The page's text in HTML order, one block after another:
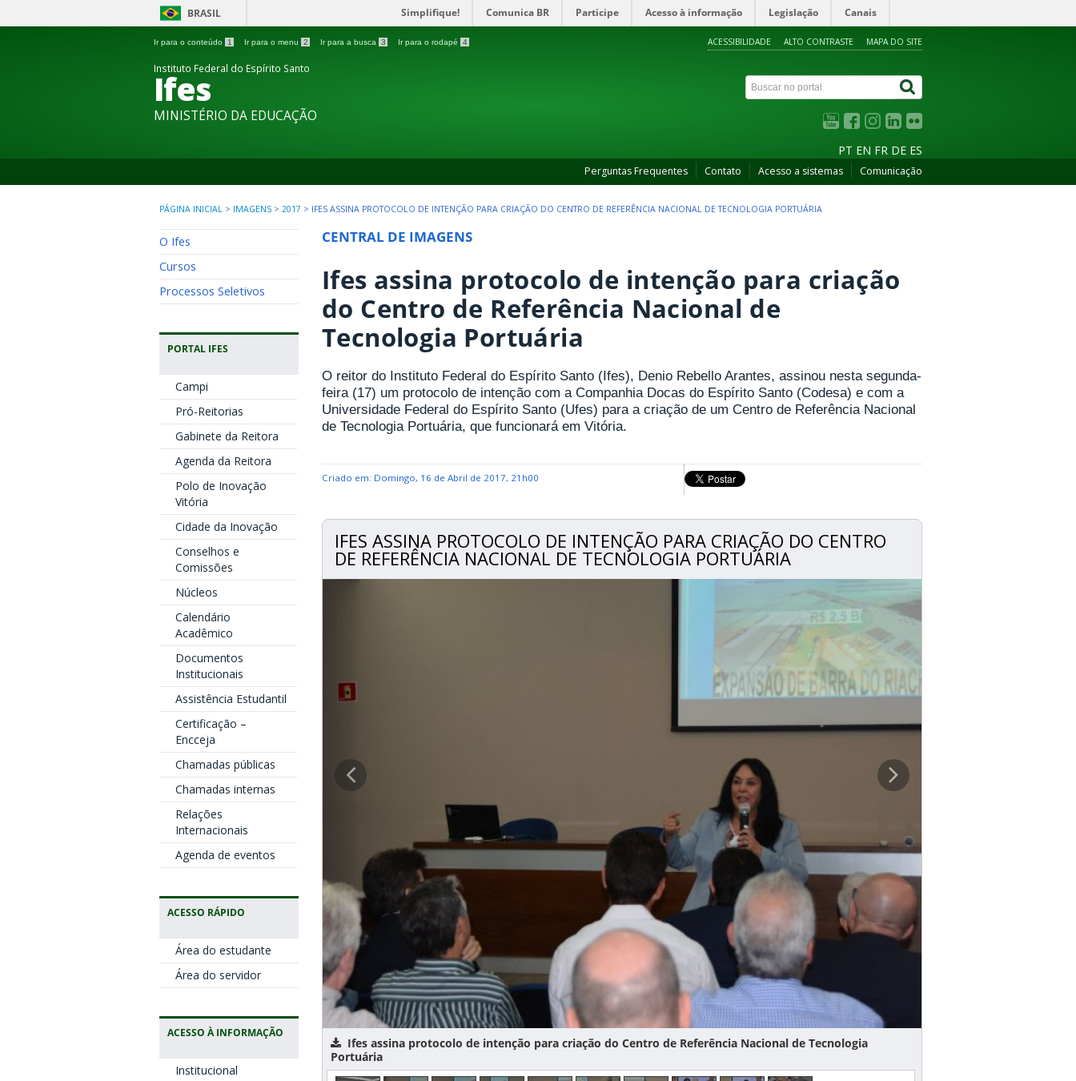
BRASIL Simplifique! Comunica BR Participe Acesso à informação Legislação Canais
Ir para o conteúdo 1 Ir para o menu 2 Ir para a busca 3 Ir para o rodapé 4 ACESSIBILIDADE ALTO CONTRASTE MAPA DO SITE
Instituto Federal do Espírito Santo
Ifes
MINISTÉRIO DA EDUCAÇÃO
PT EN FR DE ES
Perguntas Frequentes Contato Acesso a sistemas Comunicação
PÁGINA INICIAL > IMAGENS > 2017 > IFES ASSINA PROTOCOLO DE INTENÇÃO PARA CRIAÇÃO DO CENTRO DE REFERÊNCIA NACIONAL DE TECNOLOGIA PORTUÁRIA
O Ifes
Cursos
Processos Seletivos
PORTAL IFES
Campi
Pró-Reitorias
Gabinete da Reitora
Agenda da Reitora
Polo de Inovação
Vitória
Cidade da Inovação
Conselhos e
Comissões
Núcleos
Calendário
Acadêmico
Documentos
Institucionais
Assistência Estudantil
Certificação –
Encceja
Chamadas públicas
Chamadas internas
Relações
Internacionais
Agenda de eventos
ACESSO RÁPIDO
Área do estudante
Área do servidor
ACESSO À INFORMAÇÃO
Institucional
CENTRAL DE IMAGENS
Ifes assina protocolo de intenção para criação
do Centro de Referência Nacional de
Tecnologia Portuária
O reitor do Instituto Federal do Espírito Santo (Ifes), Denio Rebello Arantes, assinou nesta segunda-
feira (17) um protocolo de intenção com a Companhia Docas do Espírito Santo (Codesa) e com a
Universidade Federal do Espírito Santo (Ufes) para a criação de um Centro de Referência Nacional
de Tecnologia Portuária, que funcionará em Vitória.
Criado em: Domingo, 16 de Abril de 2017, 21h00
IFES ASSINA PROTOCOLO DE INTENÇÃO PARA CRIAÇÃO DO CENTRO
DE REFERÊNCIA NACIONAL DE TECNOLOGIA PORTUÁRIA
Ifes assina protocolo de intenção para criação do Centro de Referência Nacional de Tecnologia
Portuária